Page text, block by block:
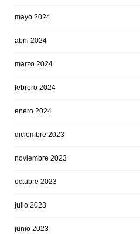
mayo 2024
abril 2024
marzo 2024
febrero 2024
enero 2024
diciembre 2023
noviembre 2023
octubre 2023
julio 2023
junio 2023